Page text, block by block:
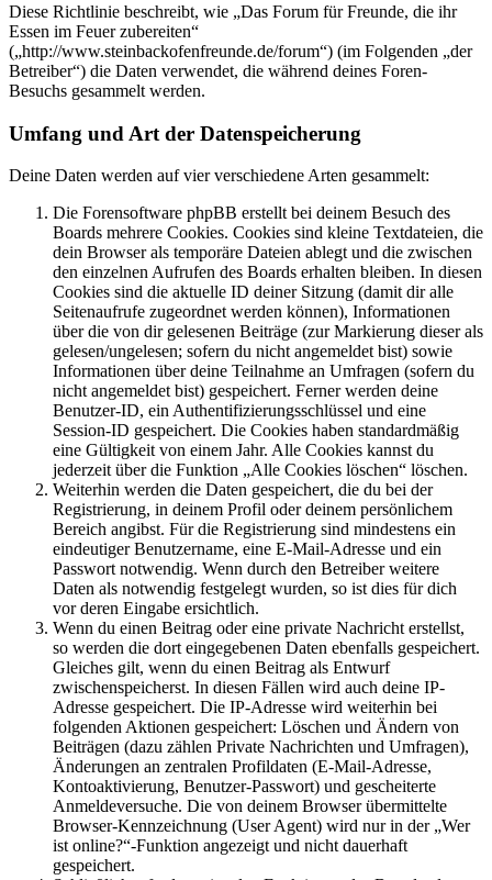
Diese Richtlinie beschreibt, wie „Das Forum für Freunde, die ihr
Essen im Feuer zubereiten“
(„http://www.steinbackofenfreunde.de/forum“) (im Folgenden „der
Betreiber“) die Daten verwendet, die während deines Foren-
Besuchs gesammelt werden.
Umfang und Art der Datenspeicherung
Deine Daten werden auf vier verschiedene Arten gesammelt:
Die Forensoftware phpBB erstellt bei deinem Besuch des
Boards mehrere Cookies. Cookies sind kleine Textdateien, die
dein Browser als temporäre Dateien ablegt und die zwischen
den einzelnen Aufrufen des Boards erhalten bleiben. In diesen
Cookies sind die aktuelle ID deiner Sitzung (damit dir alle
Seitenaufrufe zugeordnet werden können), Informationen
über die von dir gelesenen Beiträge (zur Markierung dieser als
gelesen/ungelesen; sofern du nicht angemeldet bist) sowie
Informationen über deine Teilnahme an Umfragen (sofern du
nicht angemeldet bist) gespeichert. Ferner werden deine
Benutzer-ID, ein Authentifizierungsschlüssel und eine
Session-ID gespeichert. Die Cookies haben standardmäßig
eine Gültigkeit von einem Jahr. Alle Cookies kannst du
jederzeit über die Funktion „Alle Cookies löschen“ löschen.
Weiterhin werden die Daten gespeichert, die du bei der
Registrierung, in deinem Profil oder deinem persönlichem
Bereich angibst. Für die Registrierung sind mindestens ein
eindeutiger Benutzername, eine E-Mail-Adresse und ein
Passwort notwendig. Wenn durch den Betreiber weitere
Daten als notwendig festgelegt wurden, so ist dies für dich
vor deren Eingabe ersichtlich.
Wenn du einen Beitrag oder eine private Nachricht erstellst,
so werden die dort eingegebenen Daten ebenfalls gespeichert.
Gleiches gilt, wenn du einen Beitrag als Entwurf
zwischenspeicherst. In diesen Fällen wird auch deine IP-
Adresse gespeichert. Die IP-Adresse wird weiterhin bei
folgenden Aktionen gespeichert: Löschen und Ändern von
Beiträgen (dazu zählen Private Nachrichten und Umfragen),
Änderungen an zentralen Profildaten (E-Mail-Adresse,
Kontoaktivierung, Benutzer-Passwort) und gescheiterte
Anmeldeversuche. Die von deinem Browser übermittelte
Browser-Kennzeichnung (User Agent) wird nur in der „Wer
ist online?“-Funktion angezeigt und nicht dauerhaft
gespeichert.